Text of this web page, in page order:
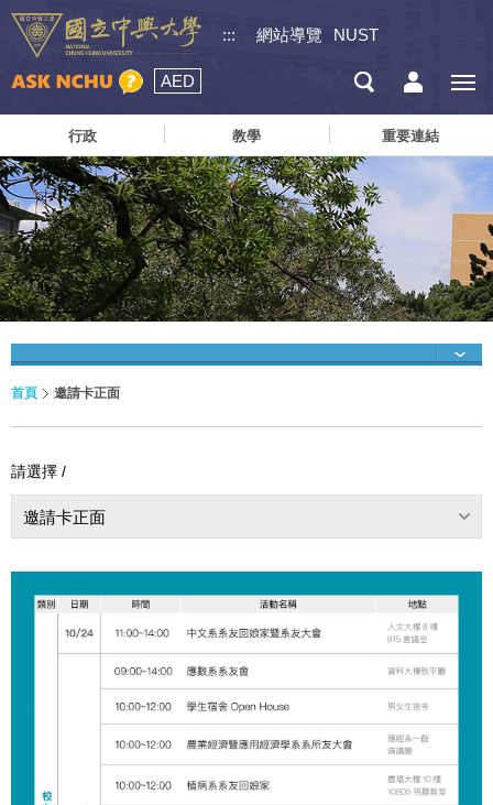
::: 網站導覽 NUST
AED
行政 教學 重要連結
首頁 邀請卡正面
請選擇 /
邀請卡正面